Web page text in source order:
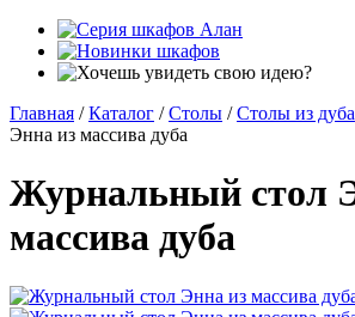
Главная / Каталог / Столы / Столы из дуба
Энна из массива дуба
Журнальный стол
массива дуба